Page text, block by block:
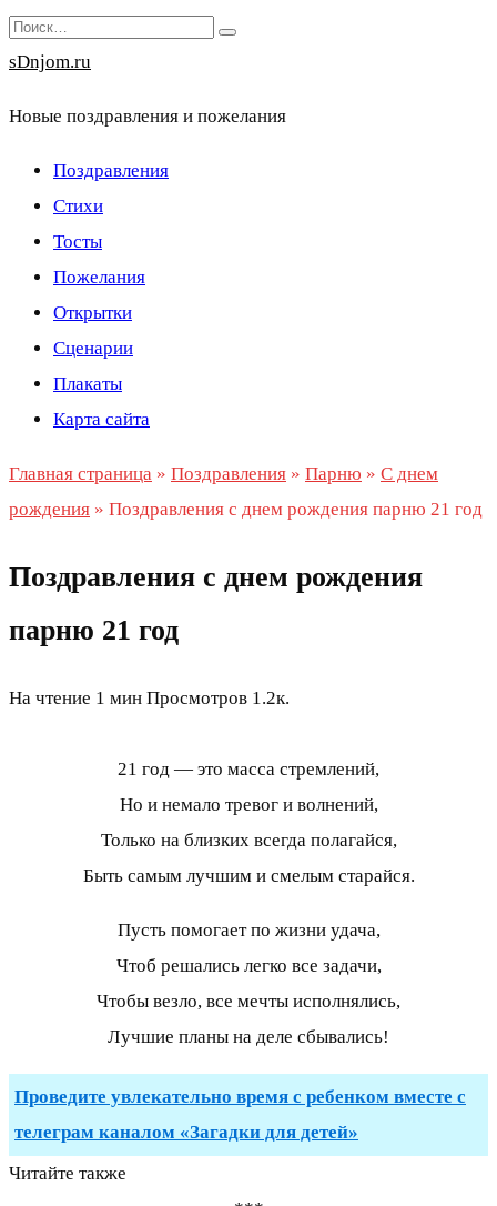
Перейти
к
Search
for:
sDnjom.ru
Новые поздравления и пожелания
Поздравления
Стихи
Тосты
Пожелания
Открытки
Сценарии
Плакаты
Карта сайта
Главная страница » Поздравления » Парню » С днем
рождения » Поздравления с днем рождения парню 21 год
Поздравления с днем рождения
парню 21 год
На чтение 1 мин Просмотров 1.2к.
21 год — это масса стремлений,
Но и немало тревог и волнений,
Только на близких всегда полагайся,
Быть самым лучшим и смелым старайся.
Пусть помогает по жизни удача,
Чтоб решались легко все задачи,
Чтобы везло, все мечты исполнялись,
Лучшие планы на деле сбывались!
Проведите увлекательно время с ребенком вместе с
телеграм каналом «Загадки для детей»
Читайте также